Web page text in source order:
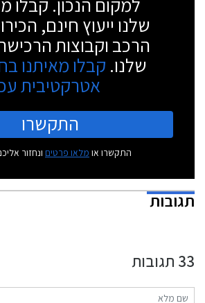
למקום הנכון. קבלו
שלנו ייעוץ חינם,
הרכב וקבוצות
שלנו. קבלו מאיתנו
אטרקטיבית
התקשרו
התקשרו או מלאו פרטים ונחזור
תגובות
33 תגובות